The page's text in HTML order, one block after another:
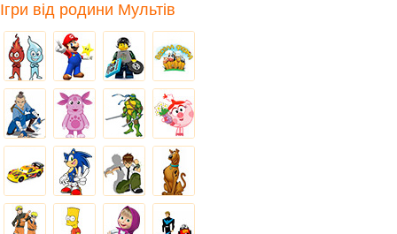
Ігри від родини Мультів